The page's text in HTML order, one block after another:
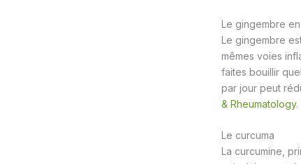
Le gingembre
Le gingembre
mêmes voies
faites bouillir
par jour peut
& Rheumatology.
Le curcuma
La curcumine,